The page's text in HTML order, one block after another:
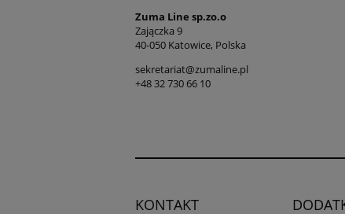
Zuma Line sp.zo.o
Zajączka 9
40-050 Katowice, Polska
sekretariat@zumaline.pl
+48 32 730 66 10
KONTAKT